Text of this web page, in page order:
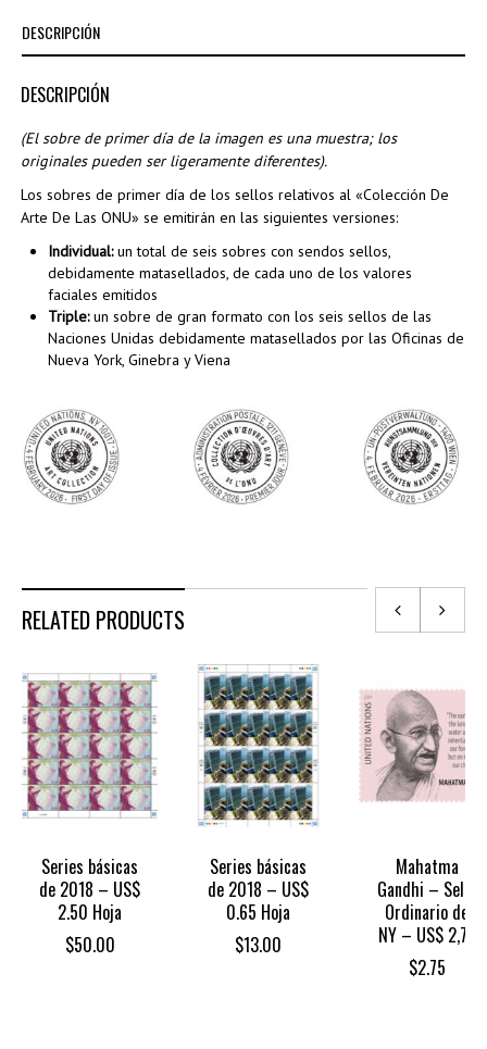
DESCRIPCIÓN
DESCRIPCIÓN
(El sobre de primer día de la imagen es una muestra; los
originales pueden ser ligeramente diferentes).
Los sobres de primer día de los sellos relativos al «Colección De
Arte De Las ONU» se emitirán en las siguientes versiones:
Individual:un total de seis sobres con sendos sellos,
debidamente matasellados, de cada uno de los valores
faciales emitidos
Triple:un sobre de gran formato con los seis sellos de las
Naciones Unidas debidamente matasellados por las Oficinas de
Nueva York, Ginebra y Viena
RELATED PRODUCTS
Series básicas
de 2018 – US$
2.50 Hoja
$50.00
Series básicas
de 2018 – US$
0.65 Hoja
$13.00
Mahatma
Gandhi – Sello
Ordinario de
NY – US$ 2,75
$2.75